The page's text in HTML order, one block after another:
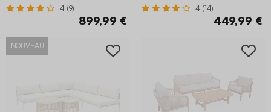
4 (9)
899,99 €
4 (14)
449,99 €
NOUVEAU